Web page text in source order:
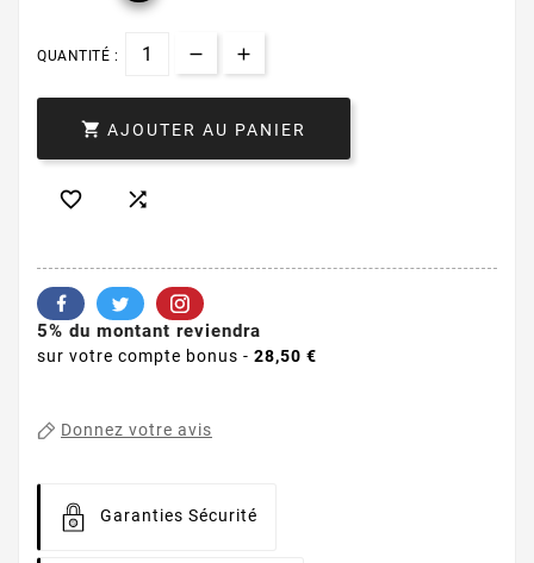
QUANTITÉ :
 AJOUTER AU PANIER
 
5% du montant reviendra
sur votre compte bonus - 28,50 €
Donnez votre avis
Garanties Sécurité